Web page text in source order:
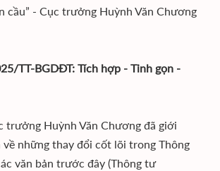
cầu” - Cục trưởng Huỳnh Văn Chương
TT-BGDĐT: Tích hợp - Tinh gọn -
trưởng Huỳnh Văn Chương đã giới
những thay đổi cốt lõi trong Thông
văn bản trước đây (Thông tư